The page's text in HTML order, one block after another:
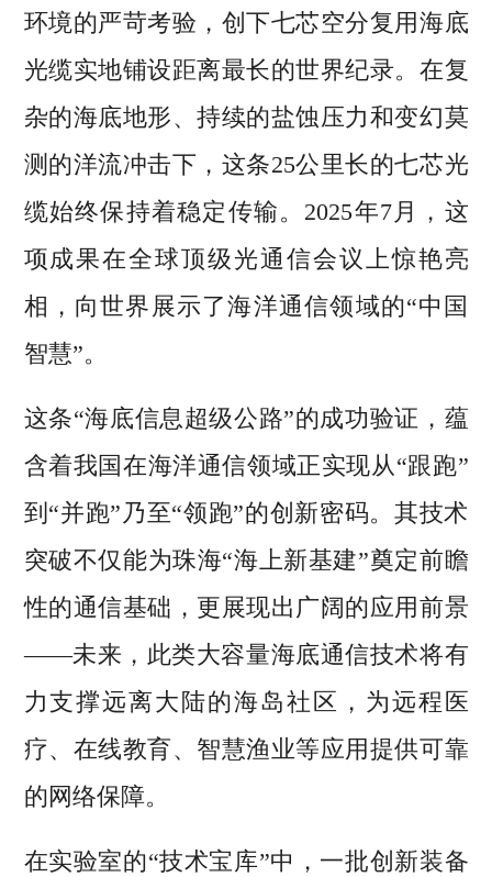
环境的严苛考验，创下七芯空分复用海底
光缆实地铺设距离最长的世界纪录。在复
杂的海底地形、持续的盐蚀压力和变幻莫
测的洋流冲击下，这条25公里长的七芯光
缆始终保持着稳定传输。2025年7月，这
项成果在全球顶级光通信会议上惊艳亮
相，向世界展示了海洋通信领域的“中国
智慧”。
这条“海底信息超级公路”的成功验证，蕴
含着我国在海洋通信领域正实现从“跟跑”
到“并跑”乃至“领跑”的创新密码。其技术
突破不仅能为珠海“海上新基建”奠定前瞻
性的通信基础，更展现出广阔的应用前景
——未来，此类大容量海底通信技术将有
力支撑远离大陆的海岛社区，为远程医
疗、在线教育、智慧渔业等应用提供可靠
的网络保障。
在实验室的“技术宝库”中，一批创新装备